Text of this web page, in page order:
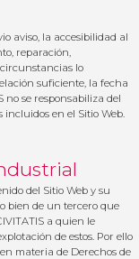
aviso, la accesibilidad al
reparación,
lo
suficiente, la fecha
no se responsabiliza del
incluidos en el Sitio Web.
del Sitio Web y su
bien de un tercero que
a quien le
de estos. Por ello
materia de Derechos de